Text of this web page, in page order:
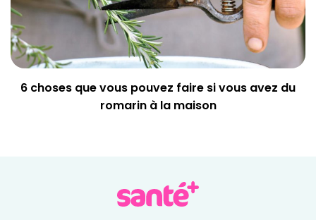
6 choses que vous pouvez faire si vous avez du
romarin à la maison